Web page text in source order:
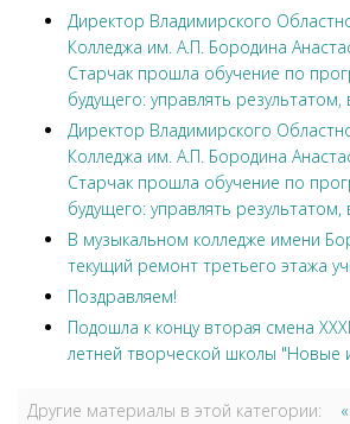
Директор Владимирского
Колледжа им. А.П. Бородина
Старчак прошла обучение по
будущего: управлять результатом,
Директор Владимирского
Колледжа им. А.П. Бородина
Старчак прошла обучение по
будущего: управлять результатом,
В музыкальном колледже имени
текущий ремонт третьего этажа
Поздравляем!
Подошла к концу вторая смена
летней творческой школы "Новые
Другие материалы в этой категории: